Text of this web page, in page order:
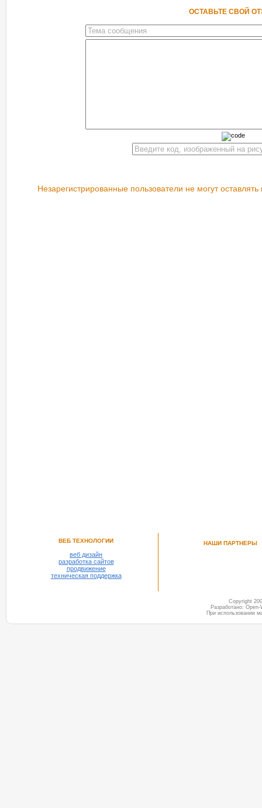
ОСТАВЬТЕ СВОЙ
Незарегистрированные пользователи не могут
ВЕБ ТЕХНОЛОГИИ
веб дизайн
разработка сайтов
продвижение
техническая поддержка
НАШИ ПАРТНЕРЫ
Copyright
Разработано:
При использовании